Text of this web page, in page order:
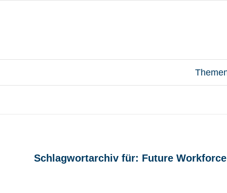
Schlagwortarchiv für: Future